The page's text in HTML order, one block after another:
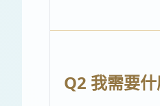
Q2 我需要